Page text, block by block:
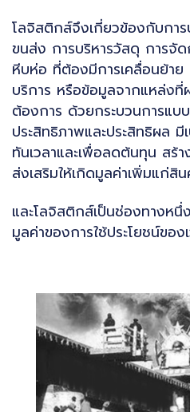
โลจิสติกส์จึงเกี่ยวข้องกับการ
ขนส่ง การบริหารวัสดุ การจั
หีบห่อ ที่ต้องมีการเคลื่อนย้าย
บริการ หรือข้อมูลจากแหล่ง
ต้องการ ด้วยกระบวนการแบ
ประสิทธิภาพและประสิทธิผล
ทันเวลาและเพื่อลดต้นทุน สร้
ส่งเสริมให้เกิดมูลค่าเพิ่มแก่สิน
และโลจิสติกส์เป็นช่องทางหนึ่
มูลค่าของการใช้ประโยชน์ของ